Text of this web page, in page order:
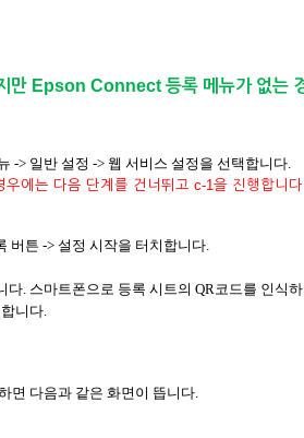
만 Epson Connect 등록 메뉴가 없는
-> 일반 설정 -> 웹 서비스 설정을 선택합니다.
에는 다음 단계를 건너뛰고 c-1을 진행합니
버튼 -> 설정 시작을 터치합니다.
. 스마트폰으로 등록 시트의 QR코드를 인식
니다.
면 다음과 같은 화면이 뜹니다.